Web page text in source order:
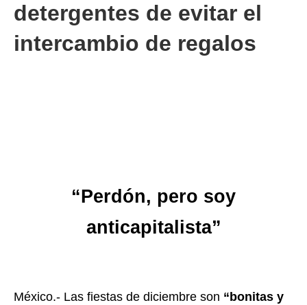
detergentes de evitar el
intercambio de regalos
“Perdón, pero soy
anticapitalista”
México.- Las fiestas de diciembre son “bonitas y